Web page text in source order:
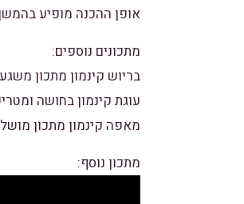
אופן ההכנה מופיע
מתכונים נוספים:
בריוש קינמון מתכון משגע
עוגת קינמון בחושה
מאפה קינמון מתכון
מתכון נוסף: